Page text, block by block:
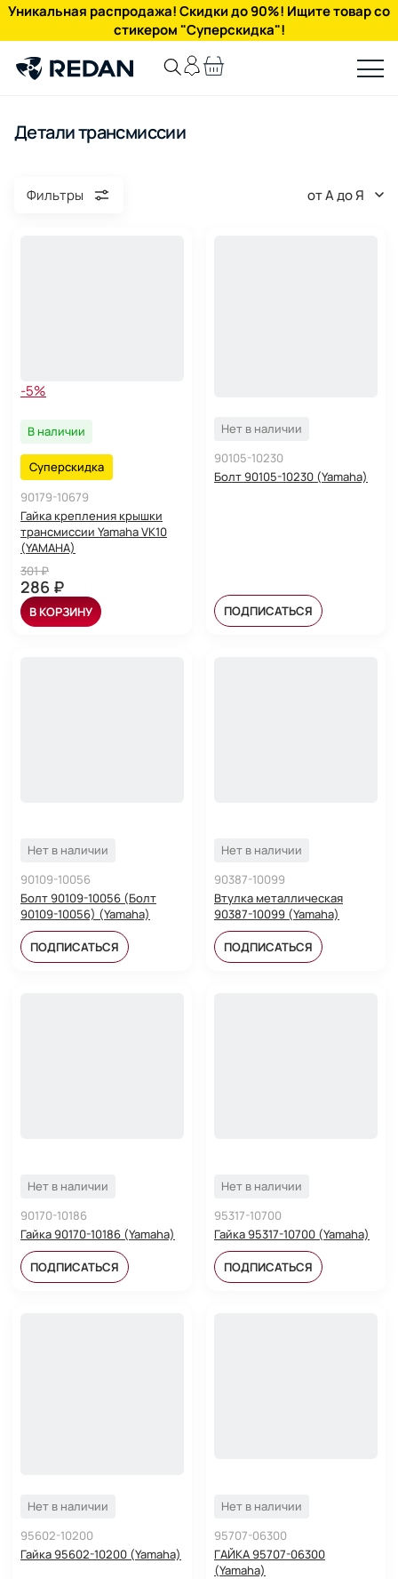
Уникальная распродажа! Скидки до 90%! Ищите товар со
стикером "Суперскидка"!
Детали трансмиссии
Фильтры от А до Я
-5%
В наличии
Суперскидка
90179-10679
Гайка крепления крышки
трансмиссии Yamaha VK10
(YAMAHA)
301 ₽
286 ₽
В КОРЗИНУ
Нет в наличии
90105-10230
Болт 90105-10230 (Yamaha)
ПОДПИСАТЬСЯ
Нет в наличии
90109-10056
Болт 90109-10056 (Болт
90109-10056) (Yamaha)
ПОДПИСАТЬСЯ
Нет в наличии
90387-10099
Втулка металлическая
90387-10099 (Yamaha)
ПОДПИСАТЬСЯ
Нет в наличии
90170-10186
Гайка 90170-10186 (Yamaha)
ПОДПИСАТЬСЯ
Нет в наличии
95317-10700
Гайка 95317-10700 (Yamaha)
ПОДПИСАТЬСЯ
Нет в наличии
95602-10200
Гайка 95602-10200 (Yamaha)
Нет в наличии
95707-06300
ГАЙКА 95707-06300
(Yamaha)